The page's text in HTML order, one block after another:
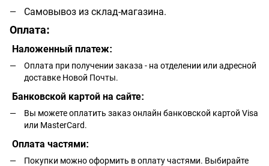
Самовывоз из склад-магазина.
Оплата:
Наложенный платеж:
Оплата при получении заказа - на отделении или адресной
доставке Новой Почты.
Банковской картой на сайте:
Вы можете оплатить заказ онлайн банковской картой Visa
или MasterCard.
Оплата частями:
Покупки можно оформить в оплату частями. Выбирайте